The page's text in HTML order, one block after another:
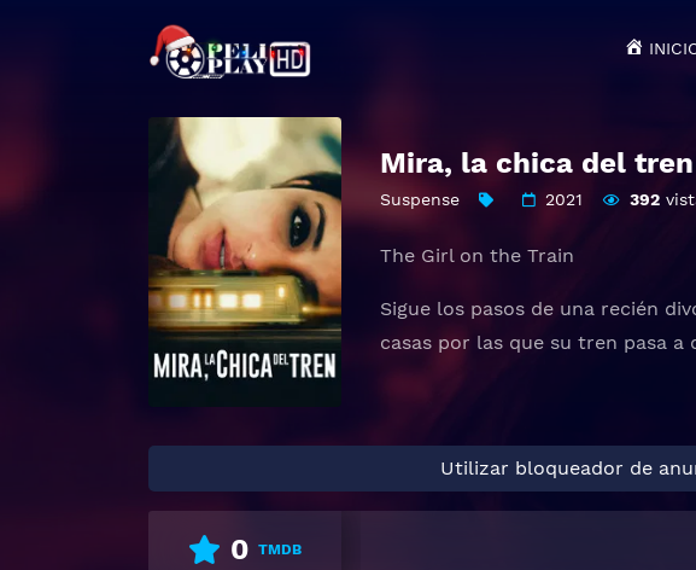
Mira, la chica del tren
Suspense 2021 392
The Girl on the Train
Sigue los pasos de una recién
casas por las que su tren pasa
Utilizar bloqueador de
0 TMDB